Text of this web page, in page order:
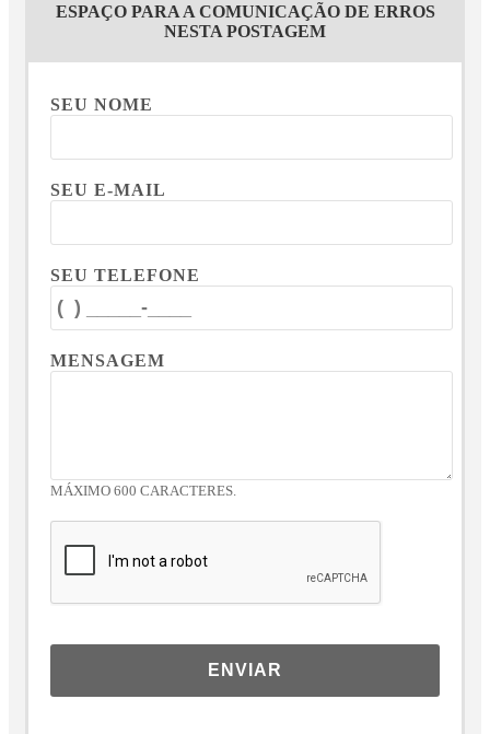
ESPAÇO PARA A COMUNICAÇÃO DE ERROS
NESTA POSTAGEM
SEU NOME
SEU E-MAIL
SEU TELEFONE
MENSAGEM
MÁXIMO 600 CARACTERES.
ENVIAR